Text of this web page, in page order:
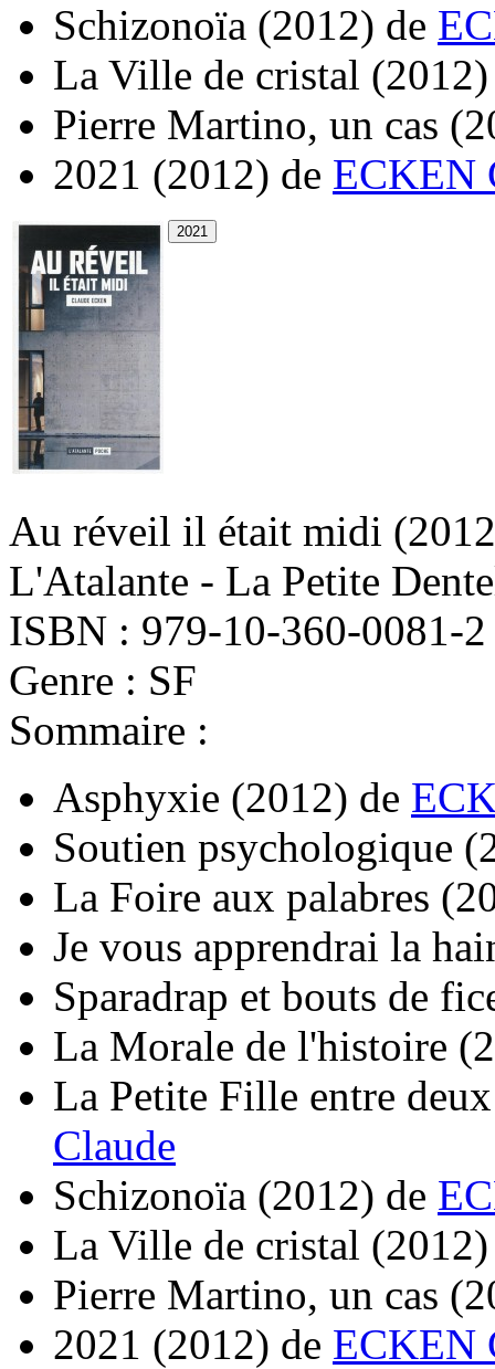
Schizonoïa (2012) de
La Ville de cristal (2012)
Pierre Martino, un cas
2021 (2012) de ECKEN
Au réveil il était midi
L'Atalante - La Petite
ISBN : 979-10-360-0081-2
Genre : SF
Sommaire :
Asphyxie (2012) de
Soutien psychologique
La Foire aux palabres
Je vous apprendrai la
Sparadrap et bouts de
La Morale de l'histoire
La Petite Fille entre
Claude
Schizonoïa (2012) de
La Ville de cristal (2012)
Pierre Martino, un cas
2021 (2012) de ECKEN